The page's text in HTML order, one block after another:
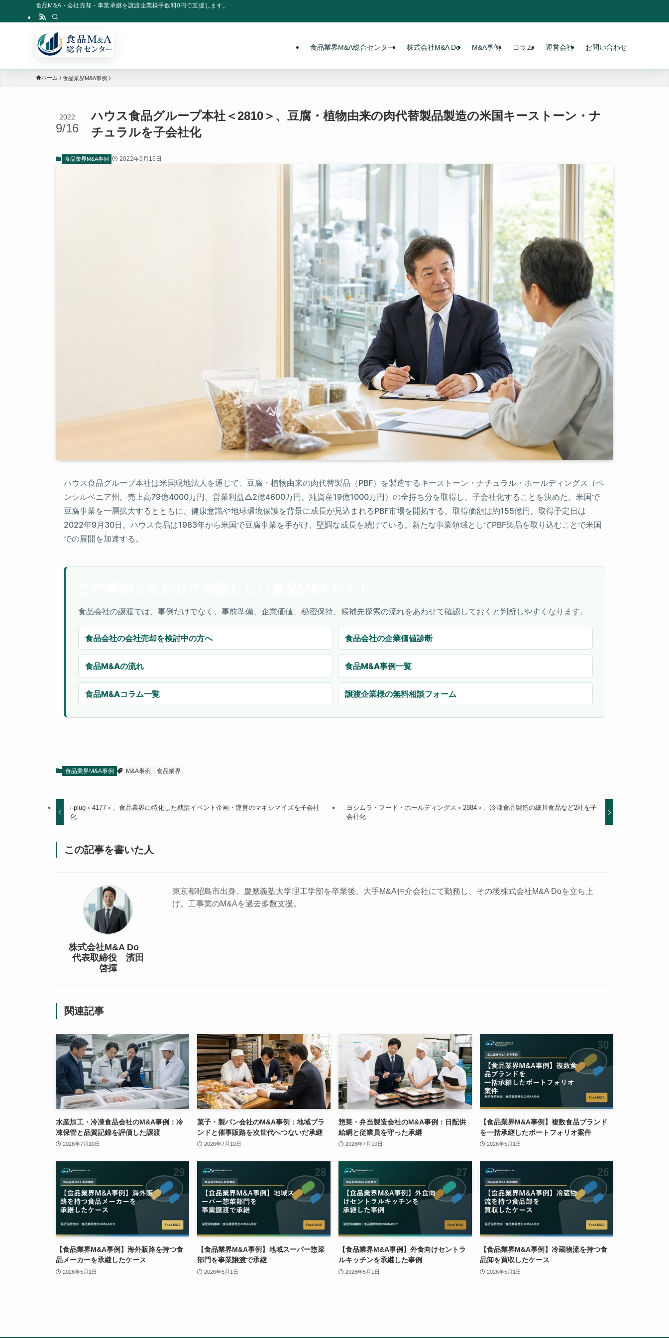
食品M&A・会社売却・事業承継を譲渡企業様手数料0円で支援します。
食品業界M&A総合センター 株式会社M&A Do M&A事例 コラム 運営会社 お問い合わせ
ホーム 食品業界M&A事例
ハウス食品グループ本社＜2810＞、豆腐・植物由来の肉代替製品製造の米国キーストーン・ナ
チュラルを子会社化
2022
9/16
食品業界M&A事例 2022年9月16日
ハウス食品グループ本社は米国現地法人を通じて、豆腐・植物由来の肉代替製品（PBF）を製造するキーストーン・ナチュラル・ホールディングス（ペ
ンシルベニア州。売上高79億4000万円、営業利益△2億4600万円、純資産19億1000万円）の全持ち分を取得し、子会社化することを決めた。米国で
豆腐事業を一層拡大するとともに、健康意識や地球環境保護を背景に成長が見込まれるPBF市場を開拓する。取得価額は約155億円。取得予定日は
2022年9月30日。ハウス食品は1983年から米国で豆腐事業を手がけ、堅調な成長を続けている。新たな事業領域としてPBF製品を取り込むことで米国
での展開を加速する。
食品会社の譲渡では、事例だけでなく、事前準備、企業価値、秘密保持、候補先探索の流れをあわせて確認しておくと判断しやすくなります。
食品会社の会社売却を検討中の方へ 食品会社の企業価値診断
食品M&Aの流れ 食品M&A事例一覧
食品M&Aコラム一覧 譲渡企業様の無料相談フォーム
食品業界M&A事例 M&A事例 食品業界
i‐plug＜4177＞、食品業界に特化した就活イベント企画・運営のマキシマイズを子会社
化
ヨシムラ・フード・ホールディングス＜2884＞、冷凍食品製造の細川食品など2社を子
会社化
この記事を書いた人
株式会社M&A Do
代表取締役 濱田
啓揮
東京都昭島市出身。慶應義塾大学理工学部を卒業後、大手M&A仲介会社にて勤務し、その後株式会社M&A Doを立ち上
げ。工事業のM&Aを過去多数支援。
関連記事
水産加工・冷凍食品会社のM&A事例：冷
凍保管と品質記録を評価した譲渡
2026年7月10日
菓子・製パン会社のM&A事例：地域ブラ
ンドと催事販路を次世代へつないだ承継
2026年7月10日
惣菜・弁当製造会社のM&A事例：日配供
給網と従業員を守った承継
2026年7月10日
【食品業界M&A事例】複数食品ブランド
を一括承継したポートフォリオ案件
2026年5月1日
【食品業界M&A事例】海外販路を持つ食
品メーカーを承継したケース
2026年5月1日
【食品業界M&A事例】地域スーパー惣菜
部門を事業譲渡で承継
2026年5月1日
【食品業界M&A事例】外食向けセントラ
ルキッチンを承継した事例
2026年5月1日
【食品業界M&A事例】冷蔵物流を持つ食
品卸を買収したケース
2026年5月1日